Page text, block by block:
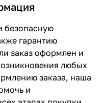
безопасную
гарантию
заказ оформлен и
любых
заказа, наша
и